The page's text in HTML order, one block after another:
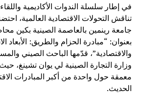
في إطار سلسلة الندوات الأكاديمية
تناقش التحولات الاقتصادية العالمية،
جامعة رينمين بالعاصمة الصينية بكين
بعنوان: “مبادرة الحزام والطريق: الأبعاد
والاقتصادية”، قدّمها الباحث الصيني
وزارة التجارة الصينية لي يوان تشينغ،
معمقة حول واحدة من أكبر المبادرات
الحديث.